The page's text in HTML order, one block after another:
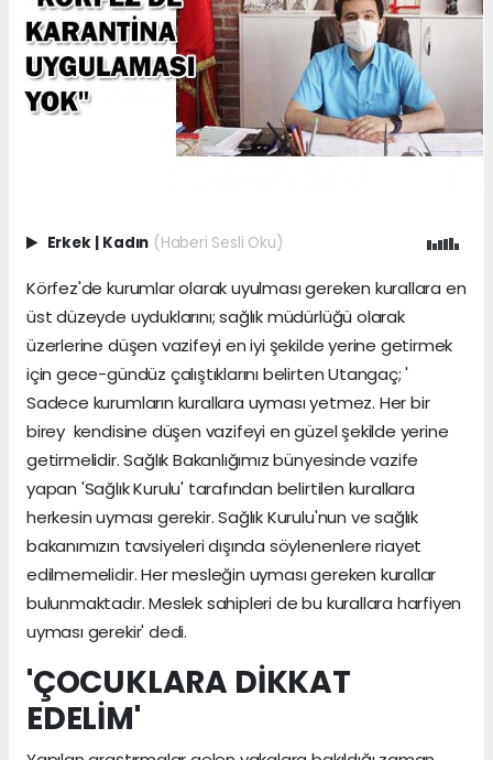
Erkek | Kadın (Haberi Sesli Oku)
Körfez'de kurumlar olarak uyulması gereken kurallara en
üst düzeyde uyduklarını; sağlık müdürlüğü olarak
üzerlerine düşen vazifeyi en iyi şekilde yerine getirmek
için gece-gündüz çalıştıklarını belirten Utangaç; '
Sadece kurumların kurallara uyması yetmez. Her bir
birey kendisine düşen vazifeyi en güzel şekilde yerine
getirmelidir. Sağlık Bakanlığımız bünyesinde vazife
yapan 'Sağlık Kurulu' tarafından belirtilen kurallara
herkesin uyması gerekir. Sağlık Kurulu'nun ve sağlık
bakanımızın tavsiyeleri dışında söylenenlere riayet
edilmemelidir. Her mesleğin uyması gereken kurallar
bulunmaktadır. Meslek sahipleri de bu kurallara harfiyen
uyması gerekir' dedi.
'ÇOCUKLARA DİKKAT
EDELİM'